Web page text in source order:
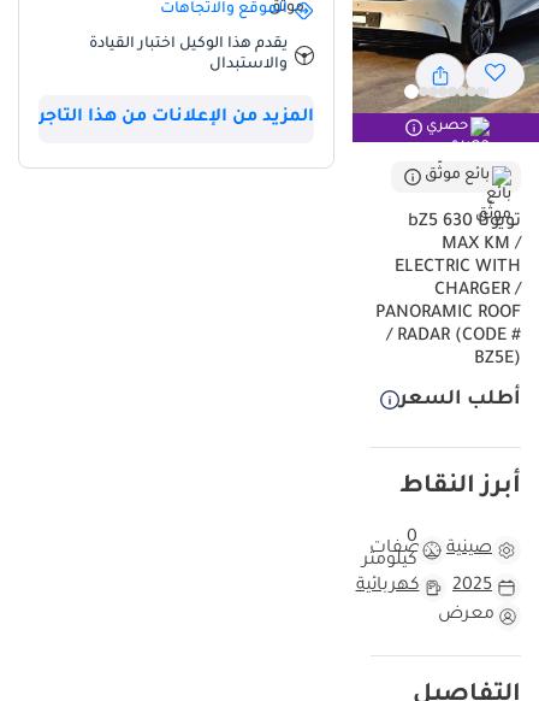
حصري
بائع موثّق
تويوتا bZ5 630
MAX KM /
ELECTRIC WITH
CHARGER /
PANORAMIC ROOF
/ RADAR (CODE #
BZ5E)
أطلب السعر
أبرز النقاط
صينية مواصفات
0
كيلومتر
2025
كهربائية
معرض
الموقع والاتجاهات
يقدم هذا الوكيل اختبار القيادة
والاستبدال
المزيد من الإعلانات من هذا التاجر